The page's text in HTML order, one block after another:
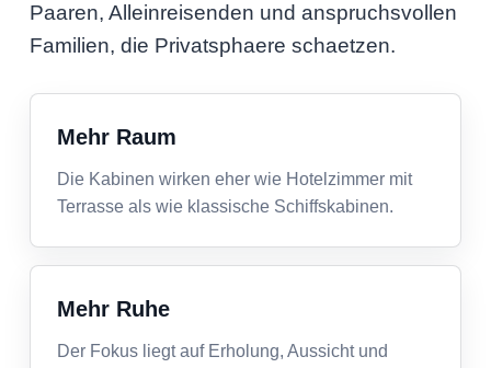
Paaren, Alleinreisenden und anspruchsvollen
Familien, die Privatsphaere schaetzen.
Mehr Raum
Die Kabinen wirken eher wie Hotelzimmer mit
Terrasse als wie klassische Schiffskabinen.
Mehr Ruhe
Der Fokus liegt auf Erholung, Aussicht und